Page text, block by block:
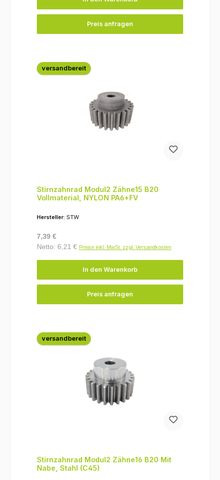
Preis anfragen
versandbereit
Stirnzahnrad Modul2 Zähne15 B20
Vollmaterial, NYLON PA6+FV
Hersteller: STW
Regulärer Preis:
7,39 €
Netto: 6,21 € Preise inkl. MwSt. zzgl. Versandkosten
In den Warenkorb
Preis anfragen
versandbereit
Stirnzahnrad Modul2 Zähne16 B20 Mit
Nabe, Stahl (C45)